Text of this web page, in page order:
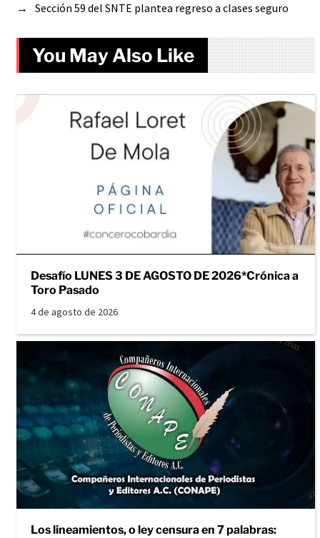
→
Sección 59 del SNTE plantea regreso a clases seguro
You May Also Like
Desafío LUNES 3 DE AGOSTO DE 2026*Crónica a
Toro Pasado
4 de agosto de 2026
Los lineamientos, o ley censura en 7 palabras: